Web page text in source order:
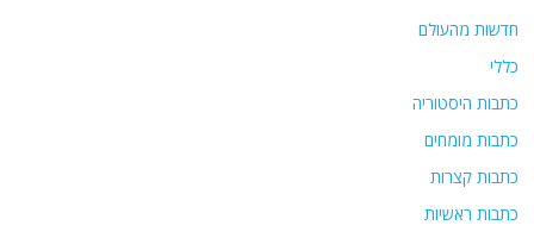
חדשות מהעולם
כללי
כתבות היסטוריה
כתבות מומחים
כתבות קצרות
כתבות ראשיות